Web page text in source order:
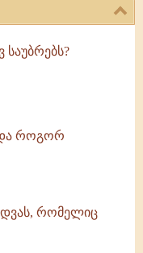
და როგორ
რომელიც